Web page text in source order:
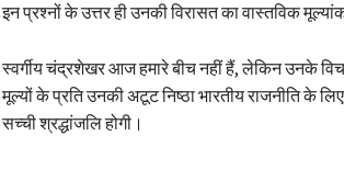
इन प्रश्नों के उत्तर ही उनकी विरासत का वास्तविक
स्वर्गीय चंद्रशेखर आज हमारे बीच नहीं हैं, लेकिन उनके
मूल्यों के प्रति उनकी अटूट निष्ठा भारतीय राजनीति के
सच्ची श्रद्धांजलि होगी।